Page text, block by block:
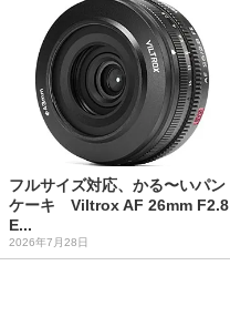
フルサイズ対応、かる〜いパン
ケーキ Viltrox AF 26mm F2.8
E...
2026年7月28日